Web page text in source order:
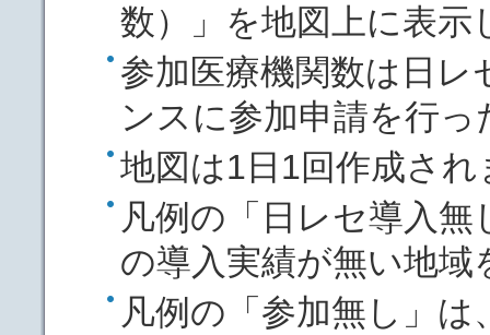
数）」を地図上に表示
参加医療機関数は日
ンスに参加申請を行
地図は1日1回作成され
凡例の「日レセ導入
の導入実績が無い地域
凡例の「参加無し」